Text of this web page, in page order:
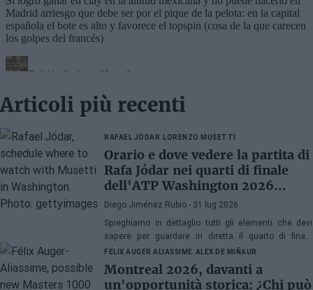
Articoli più recenti
RAFAEL JÓDAR LORENZO MUSETTI
Orario e dove vedere la partita di
Rafa Jódar nei quarti di finale
dell'ATP Washington 2026
contro Musetti
Diego Jiménez Rubio - 31 lug 2026
Spieghiamo in dettaglio tutti gli elementi che devi
sapere per guardare in diretta il quarto di finale
dell'ATP 500 a Washington 2026 tra Rafa Jódar e
Lorenzo Musetti.
FELIX AUGER ALIASSIME ALEX DE MIÑAUR
Montreal 2026, davanti a
un'opportunità storica: ¿Chi può